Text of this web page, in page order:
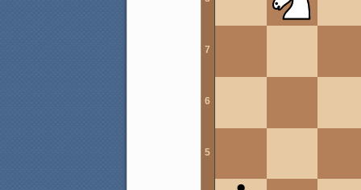
7
6
5